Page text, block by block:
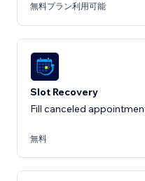
無料プラン利用可能
Slot Recovery
Fill canceled
無料